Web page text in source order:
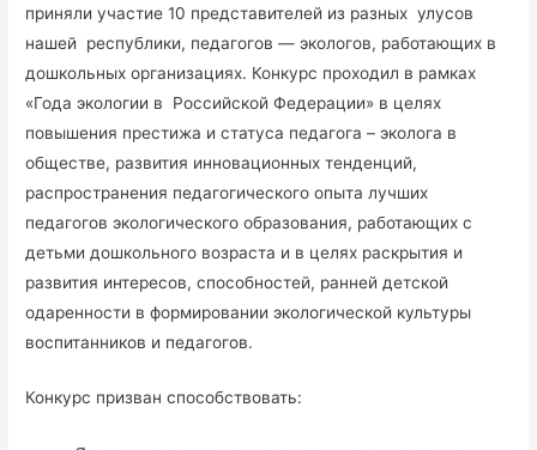
приняли участие 10 представителей из разных улусов
нашей республики, педагогов — экологов, работающих в
дошкольных организациях. Конкурс проходил в рамках
«Года экологии в Российской Федерации» в целях
повышения престижа и статуса педагога – эколога в
обществе, развития инновационных тенденций,
распространения педагогического опыта лучших
педагогов экологического образования, работающих с
детьми дошкольного возраста и в целях раскрытия и
развития интересов, способностей, ранней детской
одаренности в формировании экологической культуры
воспитанников и педагогов.
Конкурс призван способствовать: